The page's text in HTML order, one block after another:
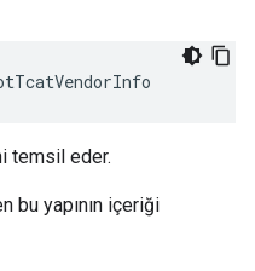
temsil eder.
bu yapının içeriği